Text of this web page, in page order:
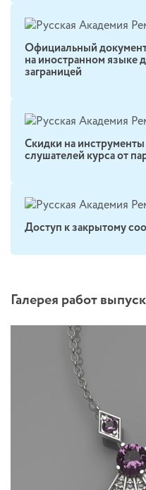
Официальный
на иностранном языке
заграницей
Скидки на
слушателей курса от
Доступ к закрытому
Галерея работ